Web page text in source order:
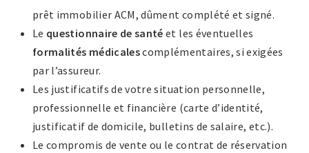
prêt immobilier ACM, dûment complété et signé.
Le questionnaire de santé et les éventuelles
formalités médicalescomplémentaires, si exigées
par l’assureur.
Les justificatifs de votre situation personnelle,
professionnelle et financière (carte d’identité,
justificatif de domicile, bulletins de salaire, etc.).
Le compromis de vente ou le contrat de réservation